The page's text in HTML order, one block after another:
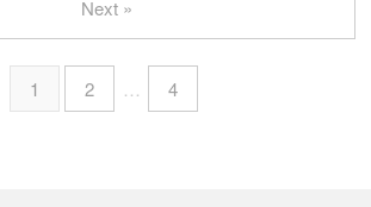
1 2 … 4
Next »